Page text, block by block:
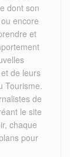
dont son
encore
et
de leurs
Tourisme.
de
le site
chaque
pour